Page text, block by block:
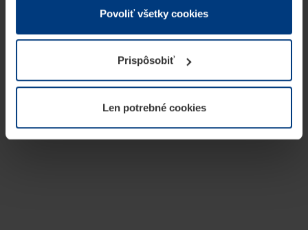
Z právneho hľadiska môžeme cookies ukladať na Vašom
prevádzku tejto stránky. Pre všetky ostatné typy cookie
potrebujeme Vaše povolenie. Vaše povolenie môžete
kedykoľvek zmeniť alebo odvolať vo vysvetlení cookie
našej webovej stránky.
Povoliť všetky cookies
Prispôsobiť
Len potrebné cookies